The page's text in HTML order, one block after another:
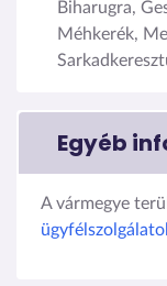
Biharugra,
Méhkerék,
Egyéb
A vármegye